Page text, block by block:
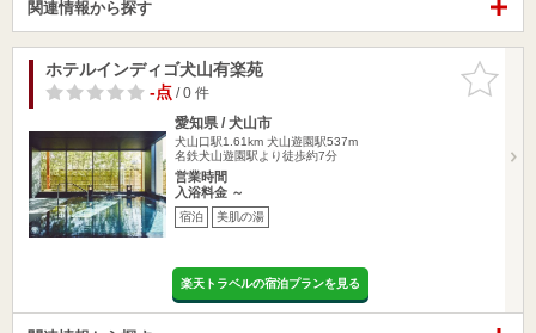
関連情報から探す
お気に入
りに追加
ホテルインディゴ犬山有楽苑
-点/ 0 件
愛知県 / 犬山市
犬山口駅1.61km 犬山遊園駅537m
名鉄犬山遊園駅より徒歩約7分
営業時間
入浴料金 ～
宿泊 美肌の湯
楽天トラベルの宿泊プランを見る